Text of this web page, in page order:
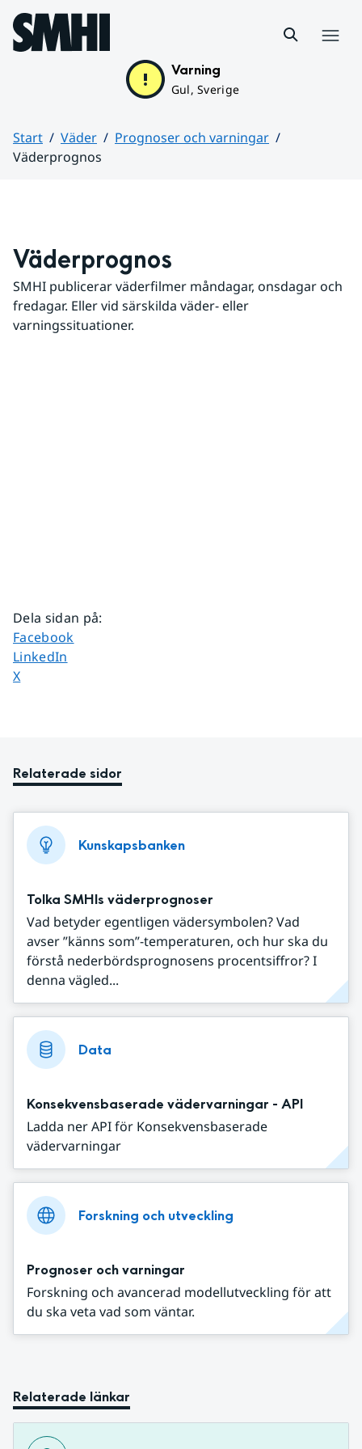
Hoppa till sidans innehåll
Varning
Gul, Sverige
Start Väder
Prognoser och varningar
Väderprognos
Väderprognos
SMHI publicerar väderfilmer måndagar, onsdagar och
fredagar. Eller vid särskilda väder- eller
varningssituationer.
Dela sidan på:
Dela sidan på
Facebook
Dela sidan på
LinkedIn
Dela sidan på
X
Relaterade sidor
Kunskapsbanken
Tolka SMHIs väderprognoser
Vad betyder egentligen vädersymbolen? Vad
avser ”känns som”-temperaturen, och hur ska du
förstå nederbördsprognosens procentsiffror? I
denna vägled...
Data
Konsekvensbaserade vädervarningar - API
Ladda ner API för Konsekvensbaserade
vädervarningar
Forskning och utveckling
Prognoser och varningar
Forskning och avancerad modellutveckling för att
du ska veta vad som väntar.
Relaterade länkar